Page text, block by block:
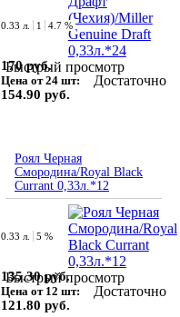
Быстрый просмотр
0.33 л. 1 4.7 %
170 руб.
Цена от 24 шт:
154.90 руб.
Достаточно
Роял Черная
Смородина/Royal Black
Currant 0,33л.*12
Быстрый просмотр
0.33 л. 5 %
135.30 руб.
Цена от 12 шт:
121.80 руб.
Достаточно